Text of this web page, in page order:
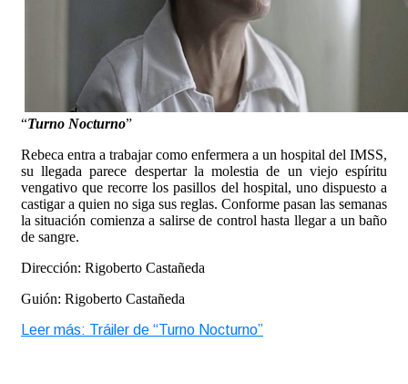
“Turno Nocturno”
Rebeca entra a trabajar como enfermera a un hospital del IMSS,
su llegada parece despertar la molestia de un viejo espíritu
vengativo que recorre los pasillos del hospital, uno dispuesto a
castigar a quien no siga sus reglas. Conforme pasan las semanas
la situación comienza a salirse de control hasta llegar a un baño
de sangre.
Dirección: Rigoberto Castañeda
Guión: Rigoberto Castañeda
Leer más: Tráiler de “Turno Nocturno”